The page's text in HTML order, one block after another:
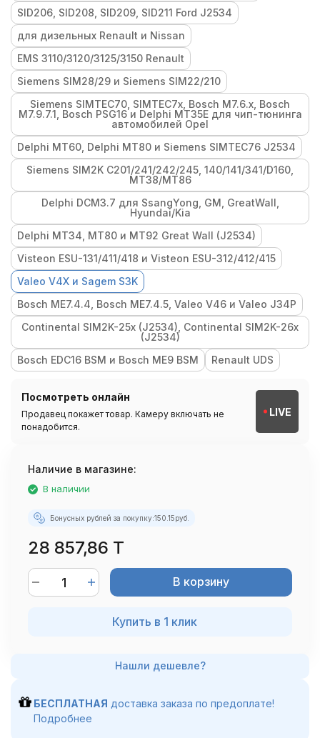
SID206, SID208, SID209, SID211 Ford J2534
для дизельных Renault и Nissan
EMS 3110/3120/3125/3150 Renault
Siemens SIM28/29 и Siemens SIM22/210
Siemens SIMTEC70, SIMTEC7x, Bosch M7.6.x, Bosch
M7.9.7.1, Bosch PSG16 и Delphi MT35E для чип-тюнинга
автомобилей Opel
Delphi MT60, Delphi MT80 и Siemens SIMTEC76 J2534
Siemens SIM2K C201/241/242/245, 140/141/341/D160,
MT38/MT86
Delphi DCM3.7 для SsangYong, GM, GreatWall,
Hyundai/Kia
Delphi MT34, MT80 и MT92 Great Wall (J2534)
Visteon ESU-131/411/418 и Visteon ESU-312/412/415
Valeo V4X и Sagem S3K
Bosch ME7.4.4, Bosch ME7.4.5, Valeo V46 и Valeo J34P
Continental SIM2K-25x (J2534), Continental SIM2K-26x
(J2534)
Bosch EDC16 BSM и Bosch ME9 BSM
Renault UDS
Посмотреть онлайн
Продавец покажет товар. Камеру включать не
понадобится.
LIVE
Наличие в магазине:
В наличии
Бонусных рублей за покупку:150.15руб.
28 857,86 T
В корзину
Купить в 1 клик
БЕСПЛАТНАЯ доставка заказа по предоплате!
Подробнее